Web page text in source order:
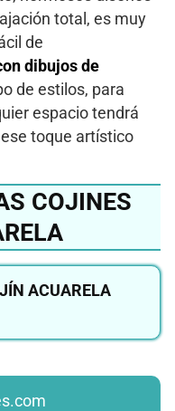
total, es muy
de
dibujos de
de estilos, para
espacio tendrá
toque artístico
COJINES
ACUARELA